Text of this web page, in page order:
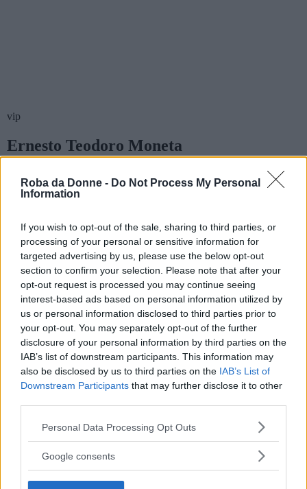
Roba da Donne - Do Not Process My Personal
Information
If you wish to opt-out of the sale, sharing to third parties, or
processing of your personal or sensitive information for
targeted advertising by us, please use the below opt-out
section to confirm your selection. Please note that after your
opt-out request is processed you may continue seeing
interest-based ads based on personal information utilized by
us or personal information disclosed to third parties prior to
your opt-out. You may separately opt-out of the further
disclosure of your personal information by third parties on the
IAB’s list of downstream participants. This information may
also be disclosed by us to third parties on the IAB’s List of
Downstream Participants that may further disclose it to other
Please note that this website/app uses one or more Google
not limited to your visit or usage behaviour. You may click to
use your data for below specified purposes in below Google
Personal Data Processing Opt Outs
Google consents
vip
Ernesto Teodoro Moneta
Citazioni di Ernesto Teodoro Moneta
La Società Internazionale per la Pace  Unione
Lombarda,  che ha avuto la fortuna di avere fra le
associazioni da essa fondate, questa Sezione di
Como che è oggi, mercé l'opera intelligente e fervida
della sua benemerita presidente, e del segretario,
avvocato Cantoni, fra le più fiorenti e promettenti
d'Italia, vi porta, signore e signori, il suo fraterno e
cordiale saluto. L'inspirazione che mosse la Società
di Como a farsi essa nel secondo anno della sua
esistenza, centro e preparatrice di questo sesto
Casnati.
Venuta per rinnovare il mondo, fra i tanti mali che
la rivoluzione francese voleva distruggere  tirannide,